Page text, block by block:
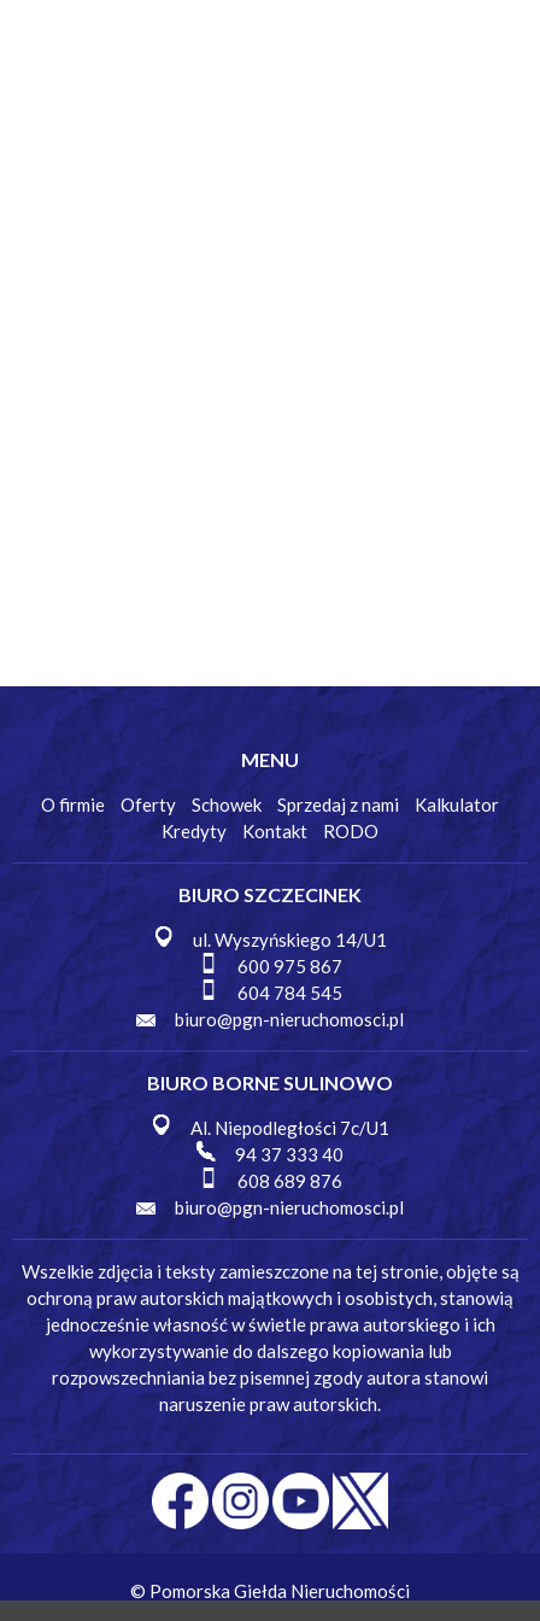
MENU
O firmie Oferty Schowek Sprzedaj z nami
Kalkulator
Kredyty
Kontakt RODO
BIURO SZCZECINEK
ul. Wyszyńskiego 14/U1
600 975 867
604 784 545
biuro@pgn-nieruchomosci.pl
BIURO BORNE SULINOWO
Al. Niepodległości 7c/U1
94 37 333 40
608 689 876
biuro@pgn-nieruchomosci.pl
Wszelkie zdjęcia i teksty zamieszczone na tej stronie, objęte są
ochroną praw autorskich majątkowych i osobistych, stanowią
jednocześnie własność w świetle prawa autorskiego i ich
wykorzystywanie do dalszego kopiowania lub
rozpowszechniania bez pisemnej zgody autora stanowi
naruszenie praw autorskich.
© Pomorska Giełda Nieruchomości